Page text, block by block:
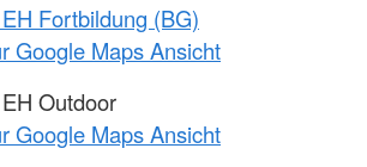
Fortbildung (BG)
Google Maps Ansicht
Outdoor
Google Maps Ansicht